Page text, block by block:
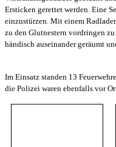
Ersticken gerettet werden. Eine
einzustürzen. Mit einem
zu den Glutnestern vordringen
händisch auseinander geräumt
Im Einsatz standen 13
die Polizei waren ebenfalls vor